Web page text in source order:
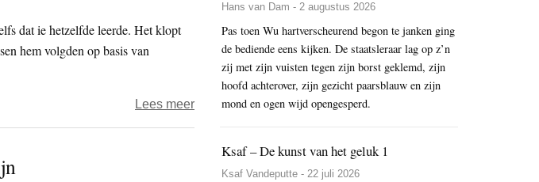
leraar?
dat ie hetzelfde leerde. Het klopt
hem volgden op basis van
Lees meerover
Hans van Dam - 2 augustus 2026
Pas toen Wu hartverscheurend begon te janken ging
de bediende eens kijken. De staatsleraar lag op z’n
zij met zijn vuisten tegen zijn borst geklemd, zijn
hoofd achterover, zijn gezicht paarsblauw en zijn
mond en ogen wijd opengesperd.
Ksaf – De kunst van het geluk 1
Ksaf Vandeputte - 22 juli 2026